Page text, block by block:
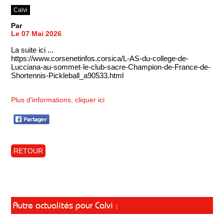
Calvi
Par
Le 07 Mai 2026
La suite ici ...
https://www.corsenetinfos.corsica/L-AS-du-college-de-
Lucciana-au-sommet-le-club-sacre-Champion-de-France-de-
Shortennis-Pickleball_a90533.html
Plus d'informations, cliquer ici
RETOUR
Autre actualités pour Calvi :